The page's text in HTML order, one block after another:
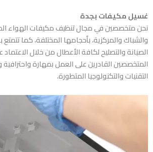
غسيل مكيفات بجدة
نحن متخصصين في مجال تنظيف مكيفات الهواء
والشباك والمركزية، بأحجامها المختلفة، كما تتمتع
الصيانة والتصليح لكافة الأعطال من خلال
المتخصصين القادرين على العمل بمهارة
التقنيات والتكنولوجيا المتطورة.